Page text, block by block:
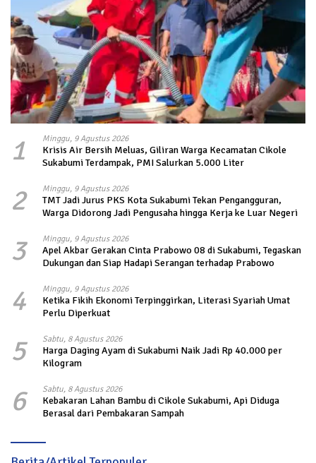
1 Minggu, 9 Agustus 2026
Krisis Air Bersih Meluas, Giliran Warga Kecamatan Cikole
Sukabumi Terdampak, PMI Salurkan 5.000 Liter
2 Minggu, 9 Agustus 2026
TMT Jadi Jurus PKS Kota Sukabumi Tekan Pengangguran,
Warga Didorong Jadi Pengusaha hingga Kerja ke Luar Negeri
3 Minggu, 9 Agustus 2026
Apel Akbar Gerakan Cinta Prabowo 08 di Sukabumi, Tegaskan
Dukungan dan Siap Hadapi Serangan terhadap Prabowo
4 Minggu, 9 Agustus 2026
Ketika Fikih Ekonomi Terpinggirkan, Literasi Syariah Umat
Perlu Diperkuat
5 Sabtu, 8 Agustus 2026
Harga Daging Ayam di Sukabumi Naik Jadi Rp 40.000 per
Kilogram
6 Sabtu, 8 Agustus 2026
Kebakaran Lahan Bambu di Cikole Sukabumi, Api Diduga
Berasal dari Pembakaran Sampah